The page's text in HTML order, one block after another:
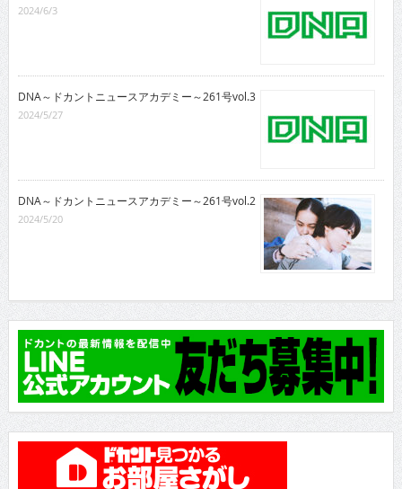
2024/6/3
DNA～ドカントニュースアカデミー～261号vol.3
2024/5/27
DNA～ドカントニュースアカデミー～261号vol.2
2024/5/20